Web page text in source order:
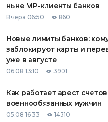
ныне VIP-клиенты банков
Вчера 06:50 860
Новые лимиты банков:
заблокируют карты и
уже в августе
06.08 13:10 3901
Как работает арест счетов
военнообязанных мужчин
05.08 16:33 14310